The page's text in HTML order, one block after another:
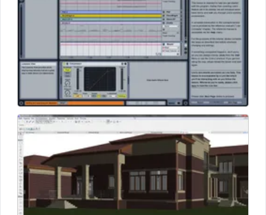
следующего шага инструмент. С программой легко
справится даже человек, не связанный с архитектурой.
Естественная взаимосвязь между всеми частями проекта
является ключевым преимуществом системы.
При необходимости функционал ArchiCAD можно
расширить, подключив к нему дополнительные
приложения для расчета инженерных коммуникаций,
энергетических сетей, создания интерактивной
презентации и просмотра проекта на мобильных
устройствах. Программа разрабатывается для ОС
Windows и MacOS и переведена на русский язык.
Последняя версия – ArchiCAD 21 – вышла весной 2017
года.